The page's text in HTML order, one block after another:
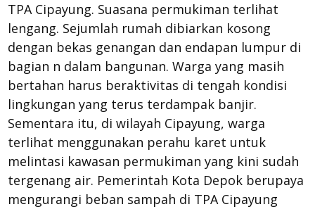
TPA Cipayung. Suasana permukiman terlihat
lengang. Sejumlah rumah dibiarkan kosong
dengan bekas genangan dan endapan lumpur di
bagian n dalam bangunan. Warga yang masih
bertahan harus beraktivitas di tengah kondisi
lingkungan yang terus terdampak banjir.
Sementara itu, di wilayah Cipayung, warga
terlihat menggunakan perahu karet untuk
melintasi kawasan permukiman yang kini sudah
tergenang air. Pemerintah Kota Depok berupaya
mengurangi beban sampah di TPA Cipayung